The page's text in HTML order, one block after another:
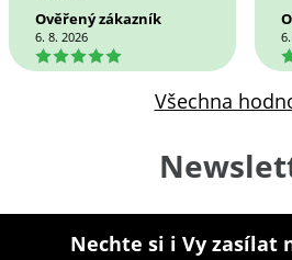
Ověřený zákazník
6. 8. 2026
5 5
Všechna
Nechte si i Vy zasílat